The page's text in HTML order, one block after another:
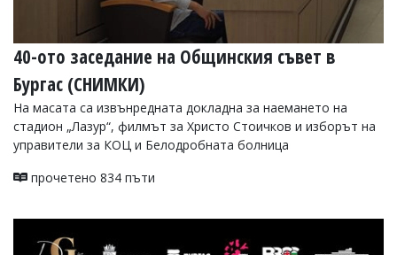
40-ото заседание на Общинския съвет в
Бургас (СНИМКИ)
На масата са извънредната докладна за наемането на
стадион „Лазур“, филмът за Христо Стоичков и изборът на
управители за КОЦ и Белодробната болница
прочетено 834 пъти